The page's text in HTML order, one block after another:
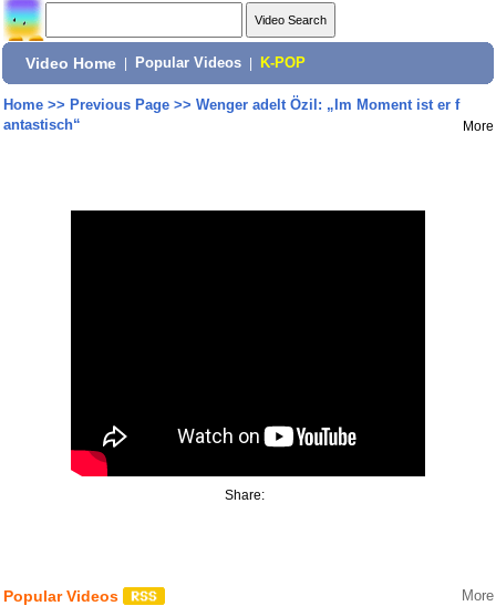
Video Home Popular Videos K-POP
Home>> Previous Page>> Wenger adelt Özil: „Im Moment ist er f
antastisch“
More
Share:
Popular Videos More